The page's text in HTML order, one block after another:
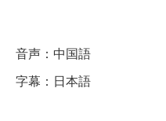
音声：中国語
字幕：日本語